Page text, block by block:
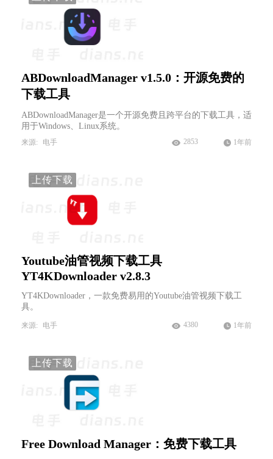
ABDownloadManager v1.5.0：开源免费的
下载工具
ABDownloadManager是一个开源免费且跨平台的下载工具，适
用于Windows、Linux系统。
来源: 电手 2853 1年前
上传下载
Youtube油管视频下载工具
YT4KDownloader v2.8.3
YT4KDownloader，一款免费易用的Youtube油管视频下载工
具。
来源: 电手 4380 1年前
上传下载
Free Download Manager：免费下载工具